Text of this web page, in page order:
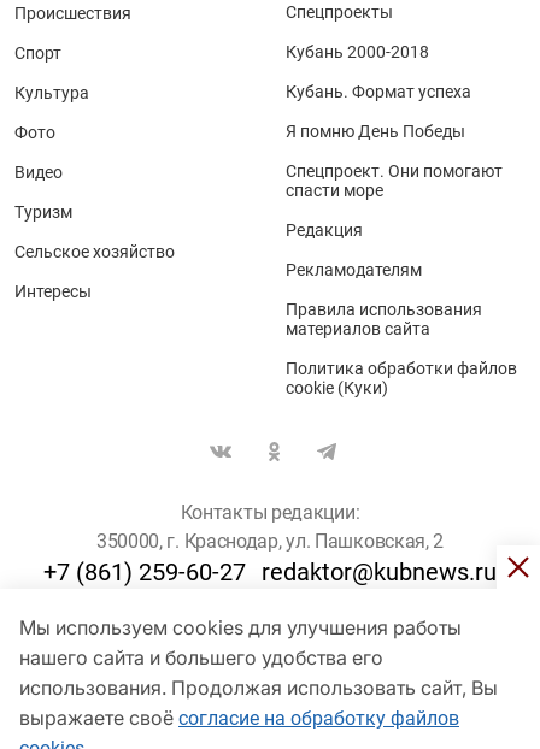
Мы используем cookies для улучшения работы
нашего сайта и большего удобства его
использования. Продолжая использовать сайт, Вы
выражаете своё согласие на обработку файлов
Происшествия
Спорт
Культура
Фото
Видео
Туризм
Сельское хозяйство
Интересы
Спецпроекты
Кубань 2000-2018
Кубань. Формат успеха
Я помню День Победы
Спецпроект. Они помогают
спасти море
Редакция
Рекламодателям
Правила использования
материалов сайта
Политика обработки файлов
cookie (Куки)
Контакты редакции:
350000, г. Краснодар, ул. Пашковская, 2
+7 (861) 259-60-27 redaktor@kubnews.ru
Для пользователей старше 16 лет
© Кубанские Новости, 2017
Сетевое издание «kubnews» зарегистрировано Федеральной
службой по надзору в сфере связи, информационных технологий